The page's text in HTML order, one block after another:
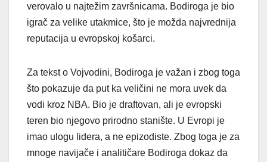
verovalo u najtežim završnicama. Bodiroga je bio
igrač za velike utakmice, što je možda najvrednija
reputacija u evropskoj košarci.
Za tekst o Vojvodini, Bodiroga je važan i zbog toga
što pokazuje da put ka veličini ne mora uvek da
vodi kroz NBA. Bio je draftovan, ali je evropski
teren bio njegovo prirodno stanište. U Evropi je
imao ulogu lidera, a ne epizodiste. Zbog toga je za
mnoge navijače i analitičare Bodiroga dokaz da